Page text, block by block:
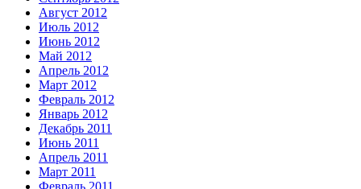
Август 2012
Июль 2012
Июнь 2012
Май 2012
Апрель 2012
Март 2012
Февраль 2012
Январь 2012
Декабрь 2011
Июнь 2011
Апрель 2011
Март 2011
Февраль 2011